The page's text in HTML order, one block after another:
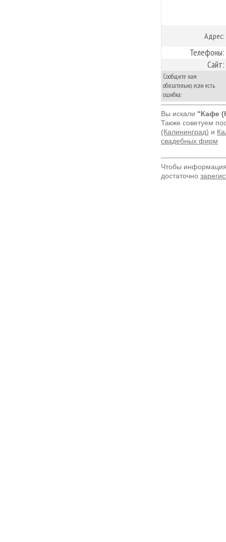
Адрес:
Телефоны:
Сайт:
Сообщите нам
обязательно, если есть
ошибка:
Вы искали "Кафе
Также советуем
(Калининград) и
свадебных фирм
Чтобы
достаточно